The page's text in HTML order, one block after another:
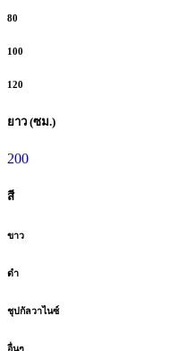
80
100
120
ยาว (ซม.)
200
สี
ขาว
ดำ
ชุปกัลวาไนซ์
อื่นๆ